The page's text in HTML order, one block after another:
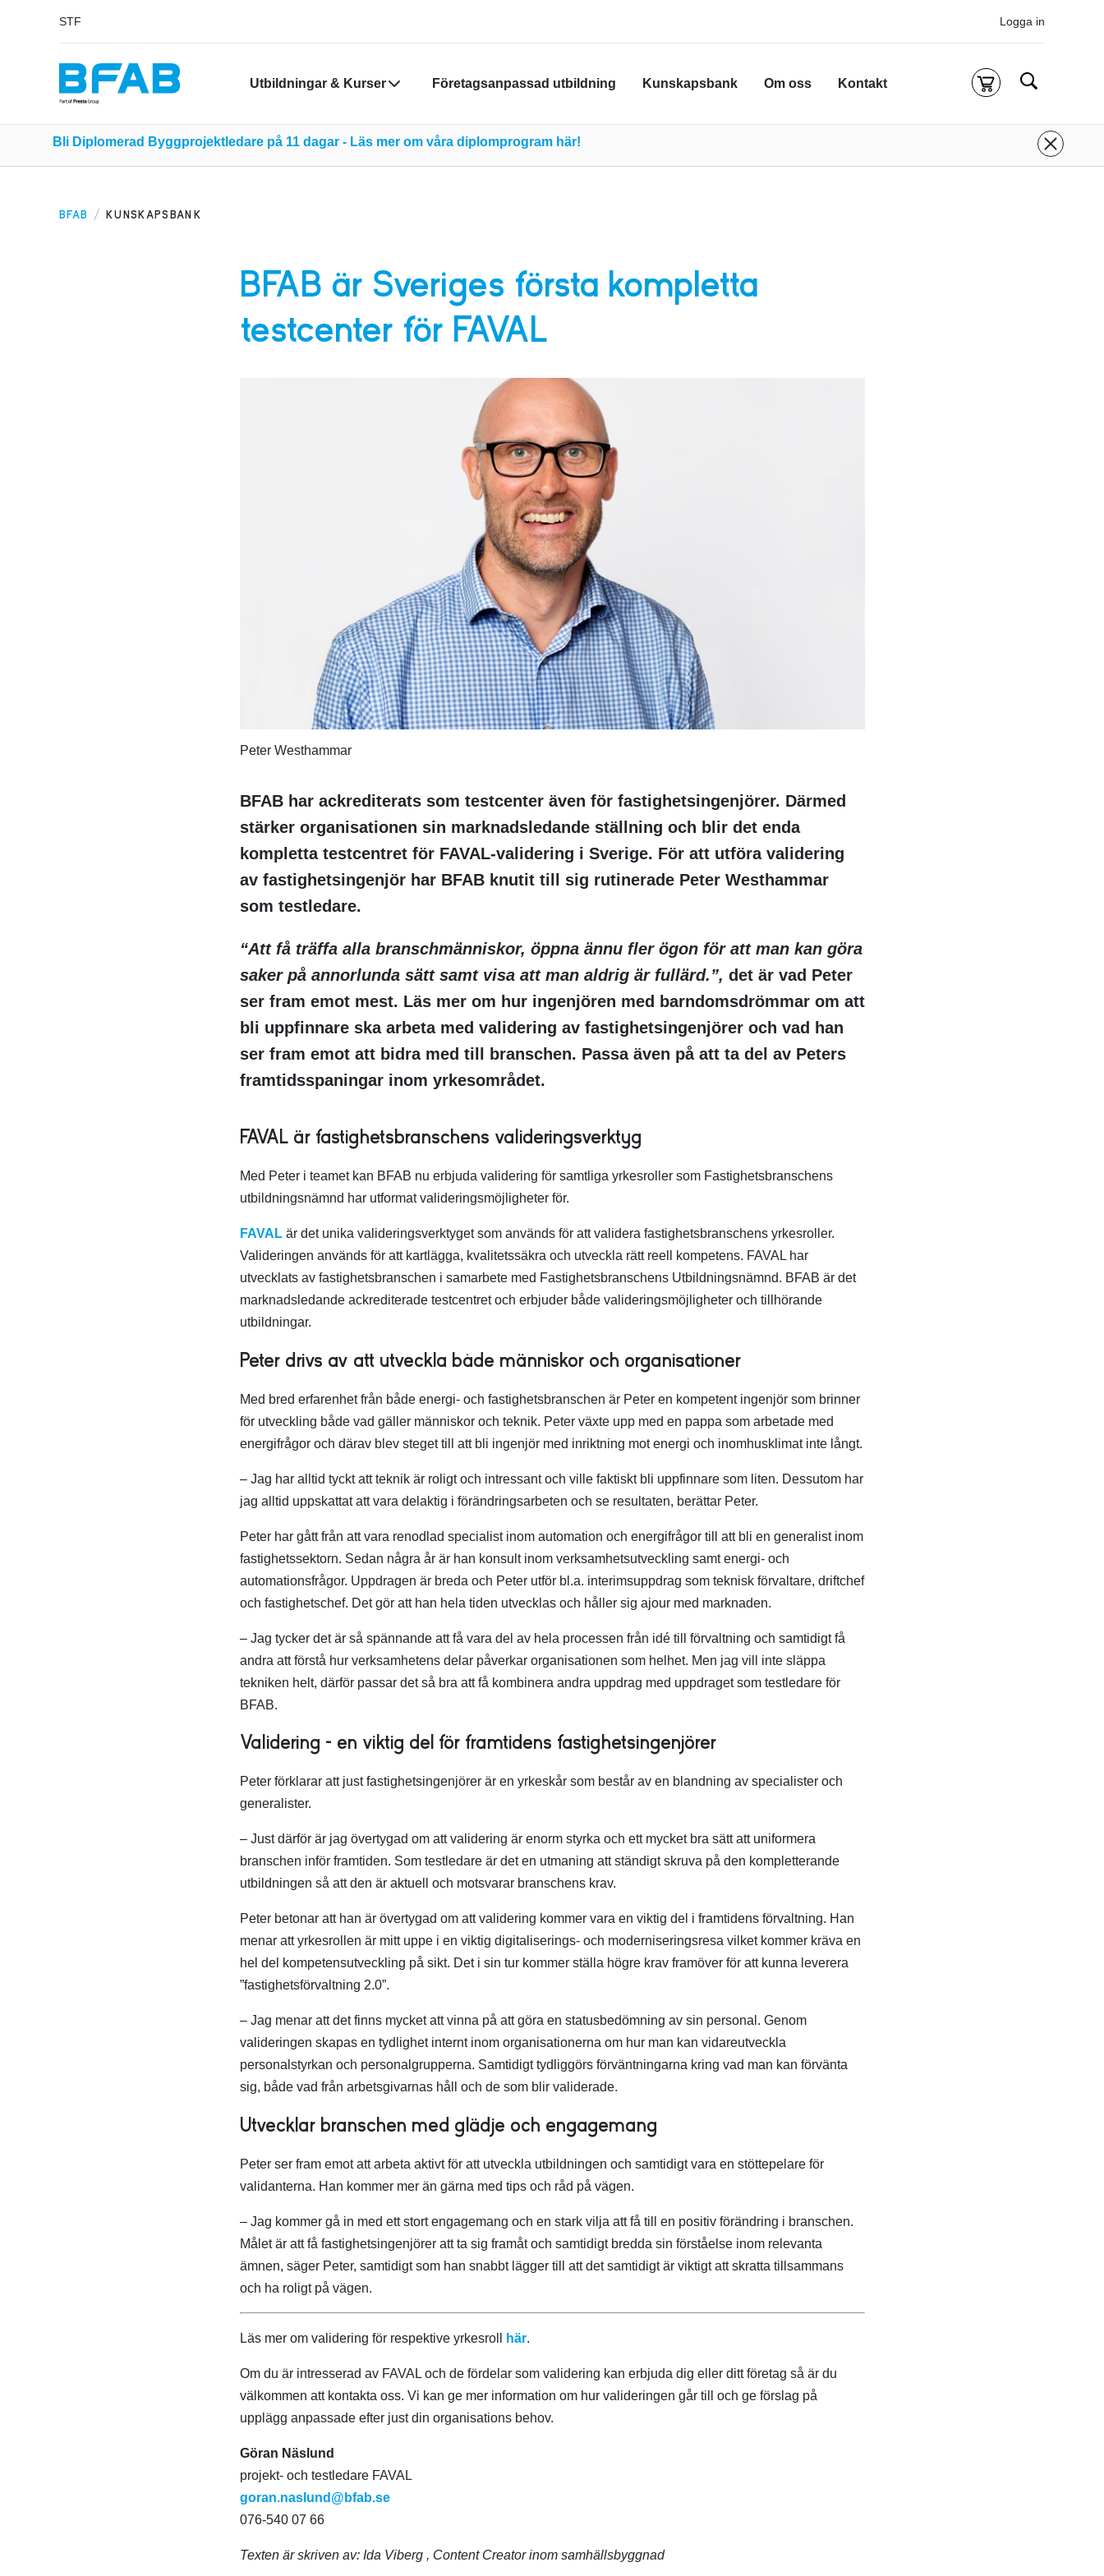
STF Logga in
Utbildningar & Kurser Företagsanpassad utbildning Kunskapsbank Om oss Kontakt Kassa
Sök
Bli Diplomerad Byggprojektledare på 11 dagar - Läs mer om våra diplomprogram här!
BFAB KUNSKAPSBANK
BFAB är Sveriges första kompletta
testcenter för FAVAL
Peter Westhammar
BFAB har ackrediterats som testcenter även för fastighetsingenjörer. Därmed
stärker organisationen sin marknadsledande ställning och blir det enda
kompletta testcentret för FAVAL-validering i Sverige. För att utföra validering
av fastighetsingenjör har BFAB knutit till sig rutinerade Peter Westhammar
som testledare.
“Att få träffa alla branschmänniskor, öppna ännu fler ögon för att man kan göra
saker på annorlunda sätt samt visa att man aldrig är fullärd.”, det är vad Peter
ser fram emot mest. Läs mer om hur ingenjören med barndomsdrömmar om att
bli uppfinnare ska arbeta med validering av fastighetsingenjörer och vad han
ser fram emot att bidra med till branschen. Passa även på att ta del av Peters
framtidsspaningar inom yrkesområdet.
FAVAL är fastighetsbranschens valideringsverktyg
Med Peter i teamet kan BFAB nu erbjuda validering för samtliga yrkesroller som Fastighetsbranschens
utbildningsnämnd har utformat valideringsmöjligheter för.
FAVALär det unika valideringsverktyget som används för att validera fastighetsbranschens yrkesroller.
Valideringen används för att kartlägga, kvalitetssäkra och utveckla rätt reell kompetens. FAVAL har
utvecklats av fastighetsbranschen i samarbete med Fastighetsbranschens Utbildningsnämnd. BFAB är det
marknadsledande ackrediterade testcentret och erbjuder både valideringsmöjligheter och tillhörande
utbildningar.
Peter drivs av att utveckla både människor och organisationer
Med bred erfarenhet från både energi- och fastighetsbranschen är Peter en kompetent ingenjör som brinner
för utveckling både vad gäller människor och teknik. Peter växte upp med en pappa som arbetade med
energifrågor och därav blev steget till att bli ingenjör med inriktning mot energi och inomhusklimat inte långt.
– Jag har alltid tyckt att teknik är roligt och intressant och ville faktiskt bli uppfinnare som liten. Dessutom har
jag alltid uppskattat att vara delaktig i förändringsarbeten och se resultaten, berättar Peter.
Peter har gått från att vara renodlad specialist inom automation och energifrågor till att bli en generalist inom
fastighetssektorn. Sedan några år är han konsult inom verksamhetsutveckling samt energi- och
automationsfrågor. Uppdragen är breda och Peter utför bl.a. interimsuppdrag som teknisk förvaltare, driftchef
och fastighetschef. Det gör att han hela tiden utvecklas och håller sig ajour med marknaden.
– Jag tycker det är så spännande att få vara del av hela processen från idé till förvaltning och samtidigt få
andra att förstå hur verksamhetens delar påverkar organisationen som helhet. Men jag vill inte släppa
tekniken helt, därför passar det så bra att få kombinera andra uppdrag med uppdraget som testledare för
BFAB.
Validering – en viktig del för framtidens fastighetsingenjörer
Peter förklarar att just fastighetsingenjörer är en yrkeskår som består av en blandning av specialister och
generalister.
– Just därför är jag övertygad om att validering är enorm styrka och ett mycket bra sätt att uniformera
branschen inför framtiden. Som testledare är det en utmaning att ständigt skruva på den kompletterande
utbildningen så att den är aktuell och motsvarar branschens krav.
Peter betonar att han är övertygad om att validering kommer vara en viktig del i framtidens förvaltning. Han
menar att yrkesrollen är mitt uppe i en viktig digitaliserings- och moderniseringsresa vilket kommer kräva en
hel del kompetensutveckling på sikt. Det i sin tur kommer ställa högre krav framöver för att kunna leverera
”fastighetsförvaltning 2.0”.
– Jag menar att det finns mycket att vinna på att göra en statusbedömning av sin personal. Genom
valideringen skapas en tydlighet internt inom organisationerna om hur man kan vidareutveckla
personalstyrkan och personalgrupperna. Samtidigt tydliggörs förväntningarna kring vad man kan förvänta
sig, både vad från arbetsgivarnas håll och de som blir validerade.
Utvecklar branschen med glädje och engagemang
Peter ser fram emot att arbeta aktivt för att utveckla utbildningen och samtidigt vara en stöttepelare för
validanterna. Han kommer mer än gärna med tips och råd på vägen.
– Jag kommer gå in med ett stort engagemang och en stark vilja att få till en positiv förändring i branschen.
Målet är att få fastighetsingenjörer att ta sig framåt och samtidigt bredda sin förståelse inom relevanta
ämnen, säger Peter, samtidigt som han snabbt lägger till att det samtidigt är viktigt att skratta tillsammans
och ha roligt på vägen.
Läs mer om validering för respektive yrkesroll här.
Om du är intresserad av FAVAL och de fördelar som validering kan erbjuda dig eller ditt företag så är du
välkommen att kontakta oss. Vi kan ge mer information om hur valideringen går till och ge förslag på
upplägg anpassade efter just din organisations behov.
Göran Näslund
projekt- och testledare FAVAL
goran.naslund@bfab.se
076-540 07 66
Texten är skriven av: Ida Viberg , Content Creator inom samhällsbyggnad